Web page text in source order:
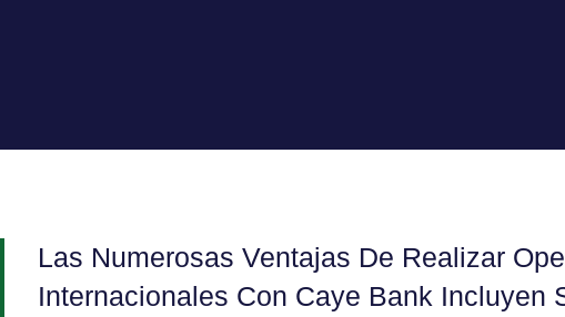
Las Numerosas Ventajas De Realizar
Internacionales Con Caye Bank Incluyen